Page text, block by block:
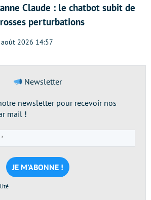
Claude : le chatbot subit de
perturbations
2026 14:57
Newsletter
newsletter pour recevoir nos
mail !
e-
mail
*